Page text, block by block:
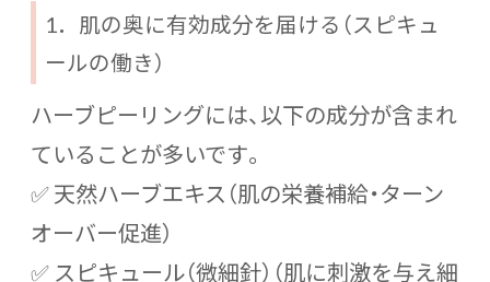
1．肌の奥に有効成分を届ける（スピキュ
ールの働き）
ハーブピーリングには、以下の成分が含まれ
ていることが多いです。
✅ 天然ハーブエキス（肌の栄養補給・ターン
オーバー促進）
✅ スピキュール（微細針）（肌に刺激を与え細